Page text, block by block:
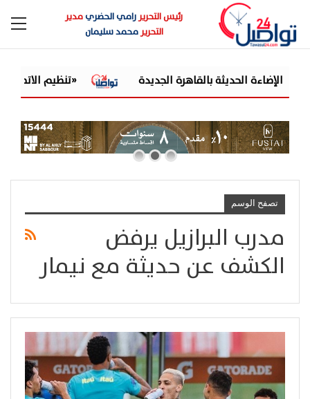
رئيس التحريررامي الحضريمدير
التحريرمحمد سليمان
«تنظيم الاتصالات»
تصفح الوسم
مدرب البرازيل يرفض
الكشف عن حديثة مع نيمار